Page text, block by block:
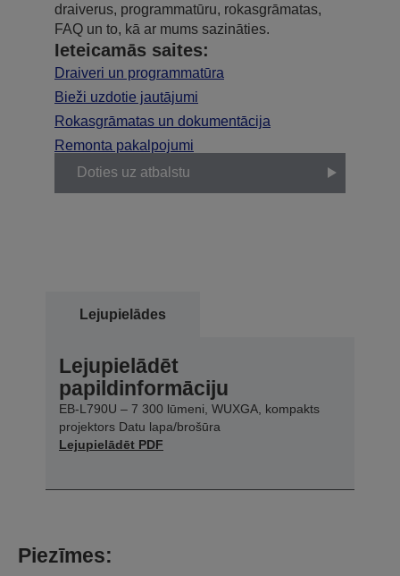
draiverus, programmatūru, rokasgrāmatas,
FAQ un to, kā ar mums sazināties.
Ieteicamās saites:
Draiveri un programmatūra
Bieži uzdotie jautājumi
Rokasgrāmatas un dokumentācija
Remonta pakalpojumi
Doties uz atbalstu
Lejupielādes
Lejupielādēt
papildinformāciju
EB-L790U – 7 300 lūmeni, WUXGA, kompakts
projektors Datu lapa/brošūra
Lejupielādēt PDF
Piezīmes: